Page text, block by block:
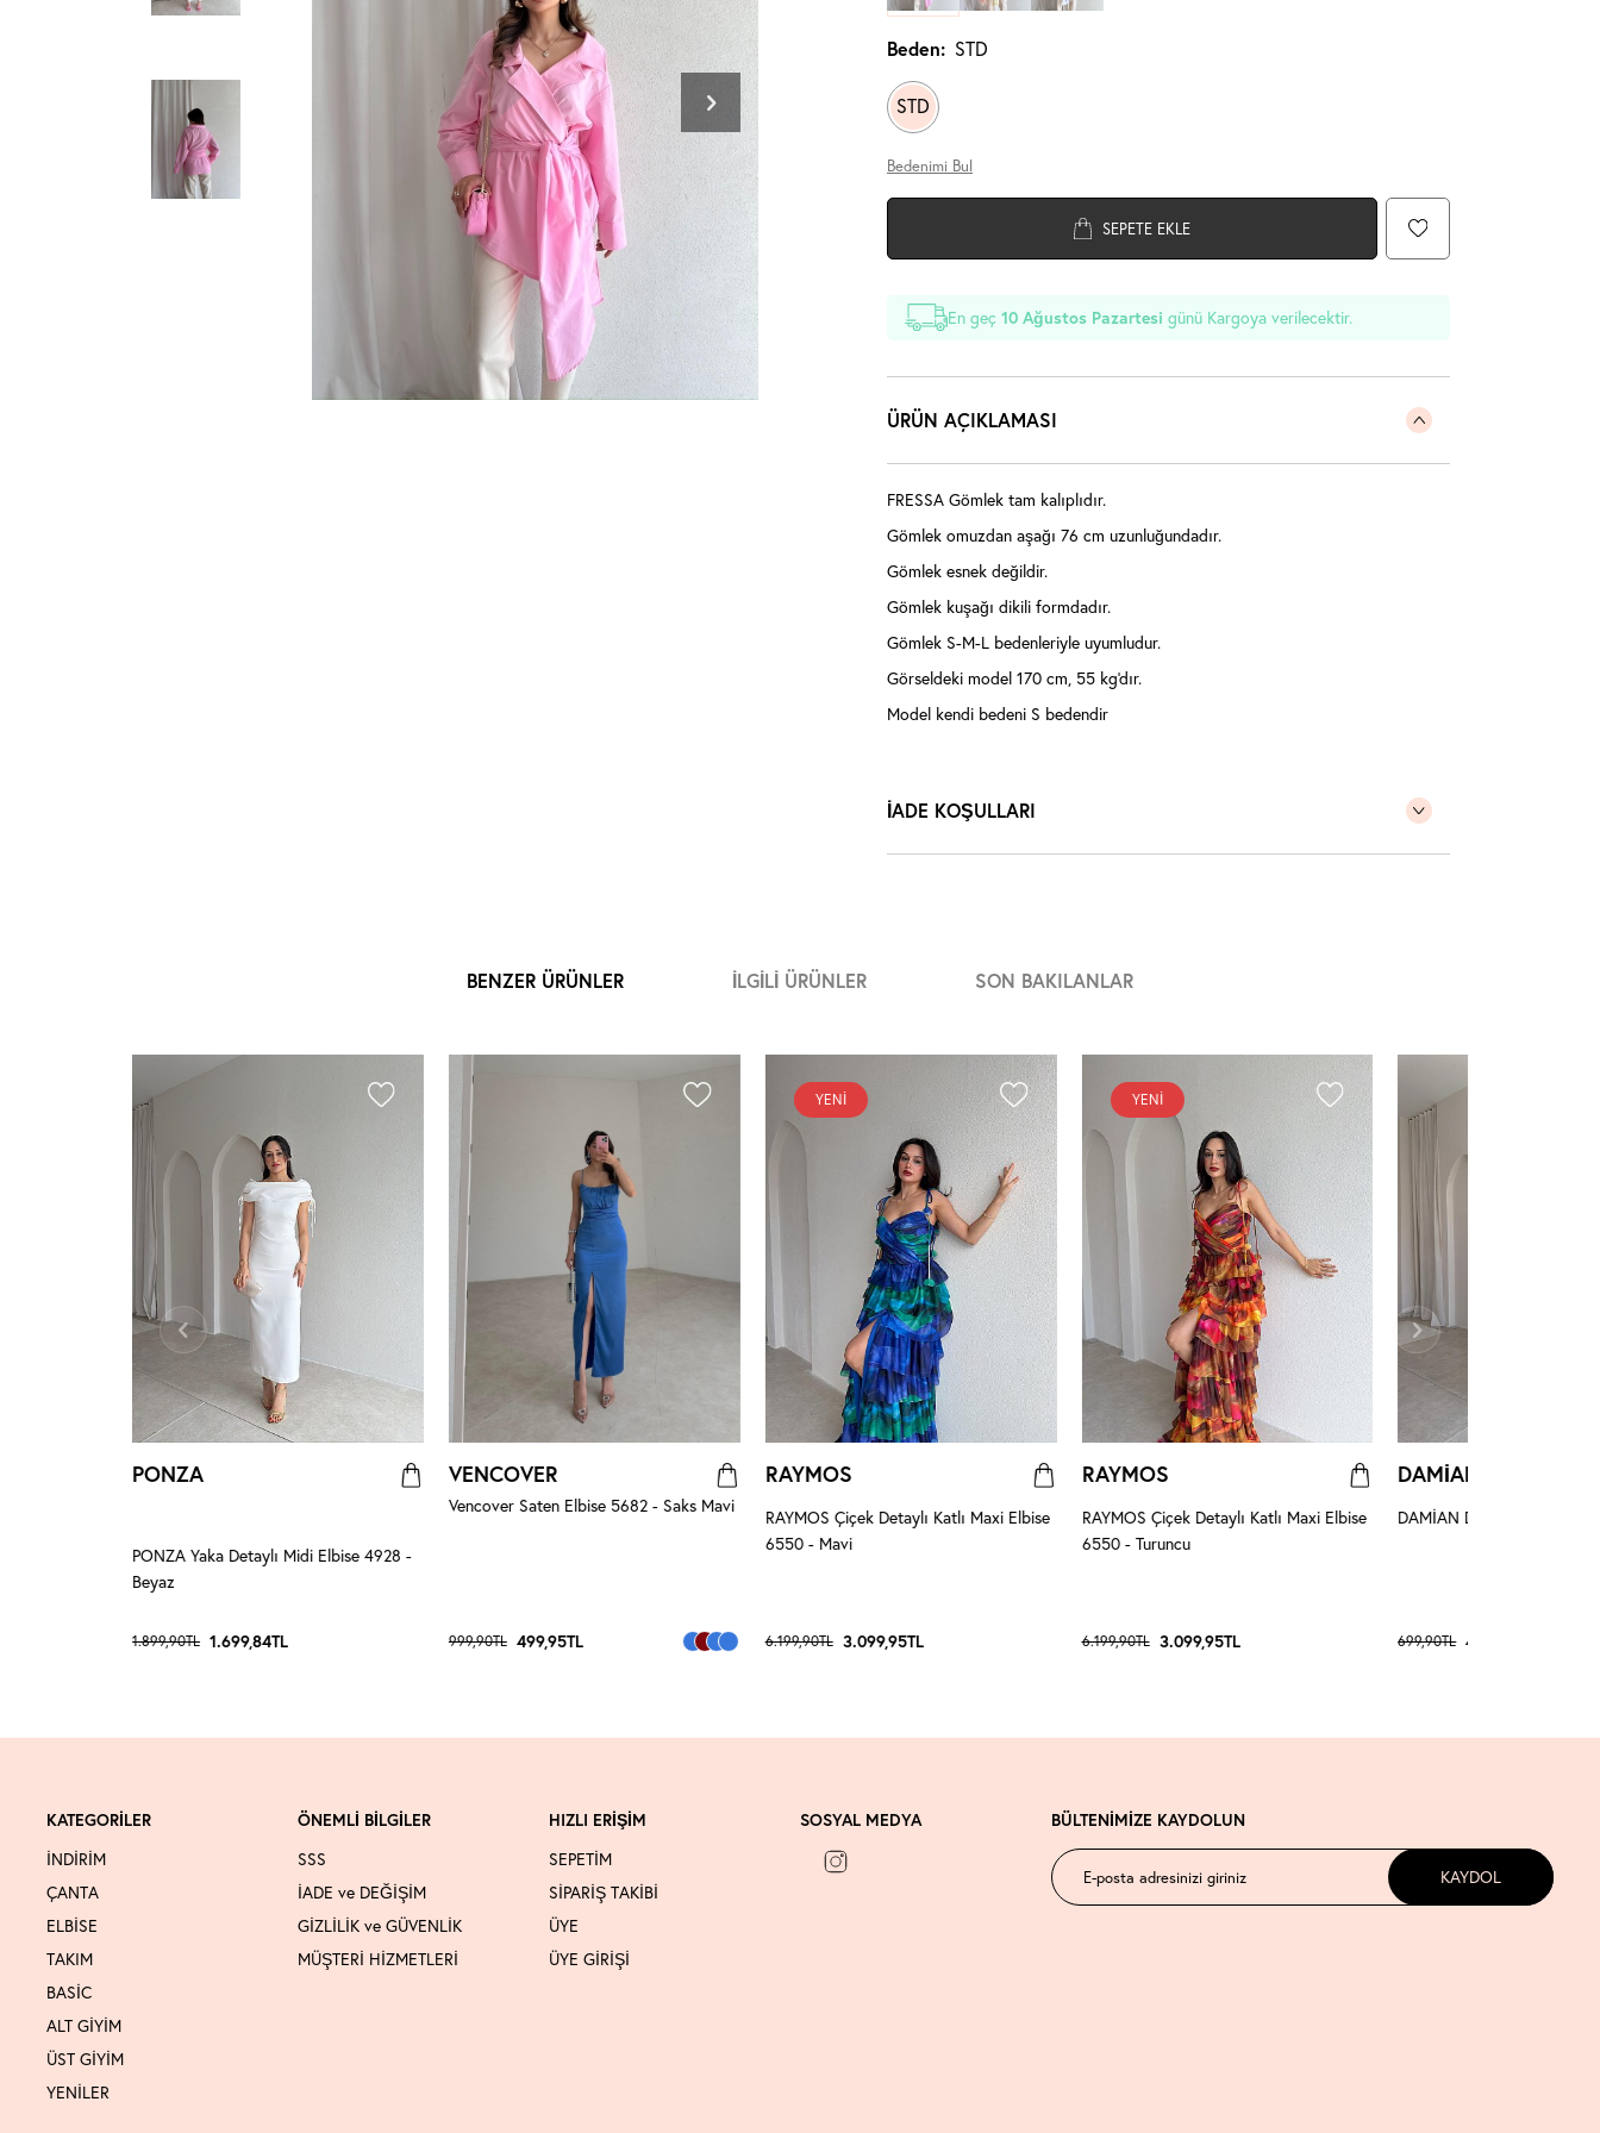
Beden: STD
STD
Bedenimi Bul
SEPETE EKLE
En geç10 Ağustos Pazartesi günü Kargoya verilecektir.
ÜRÜN AÇIKLAMASI
FRESSA Gömlek tam kalıplıdır.
Gömlek omuzdan aşağı 76 cm uzunluğundadır.
Gömlek esnek değildir.
Gömlek kuşağı dikili formdadır.
Gömlek S-M-L bedenleriyle uyumludur.
Görseldeki model 170 cm, 55 kg'dır.
Model kendi bedeni S bedendir
İADE KOŞULLARI
BENZER ÜRÜNLER İLGILI ÜRÜNLER SON BAKILANLAR
PONZA
PONZA Yaka Detaylı Midi Elbise 4928 -
Beyaz
1.899,90TL 1.699,84TL
VENCOVER
Vencover Saten Elbise 5682 - Saks Mavi
999,90TL 499,95TL
YENI
RAYMOS
RAYMOS Çiçek Detaylı Katlı Maxi Elbise
6550 - Mavi
6.199,90TL 3.099,95TL
YENI
RAYMOS
RAYMOS Çiçek Detaylı Katlı Maxi Elbise
6550 - Turuncu
6.199,90TL 3.099,95TL
DAMİAN
DAMİAN Desenli Midi
699,90TL 419,94
KATEGORİLER
İNDİRİM
ÇANTA
ELBİSE
TAKIM
BASİC
ALT GİYİM
ÜST GİYİM
YENİLER
ÖNEMLİ BİLGİLER
SSS
İADE ve DEĞİŞİM
GİZLİLİK ve GÜVENLİK
MÜŞTERİ HİZMETLERİ
HIZLI ERİŞİM
SEPETİM
SİPARİŞ TAKİBİ
ÜYE
ÜYE GİRİŞİ
SOSYAL MEDYA BÜLTENİMİZE KAYDOLUN
KAYDOL